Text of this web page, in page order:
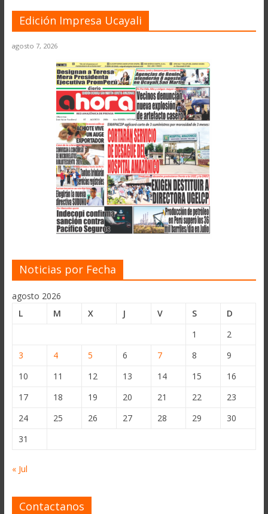
Edición Impresa Ucayali
agosto 7, 2026
Noticias por Fecha
agosto 2026
L
M X J V S
D
1
2
3
4 5 6 7 8
9
10
11 12 13 14 15
16
17
18 19 20 21 22
23
24
25 26 27 28 29
30
31
« Jul
Contactanos